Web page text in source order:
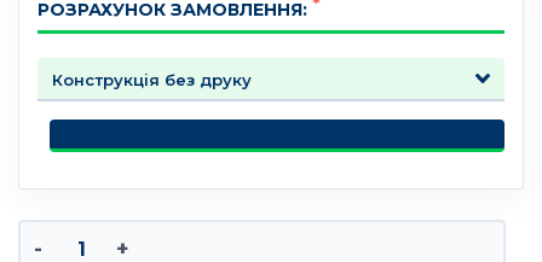
РОЗРАХУНОК ЗАМОВЛЕННЯ: